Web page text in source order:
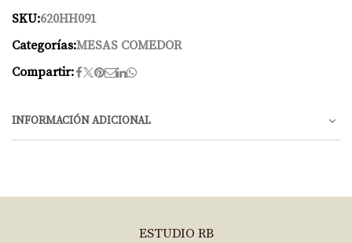
SKU:620HH091
Categorías:MESAS COMEDOR
Compartir:
INFORMACIÓN ADICIONAL
ESTUDIO RB